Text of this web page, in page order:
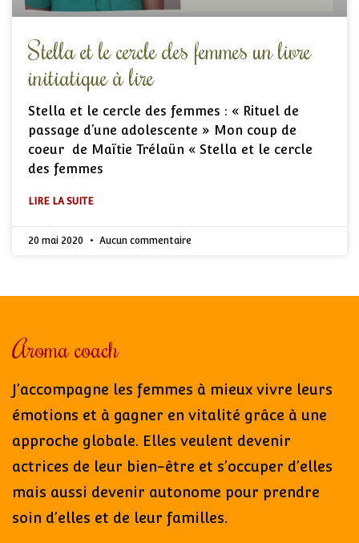
Stella et le cercle des femmes un livre
initiatique à lire
Stella et le cercle des femmes : « Rituel de
passage d’une adolescente » Mon coup de
coeur de Maïtie Trélaün « Stella et le cercle
des femmes
LIRE LA SUITE
20 mai 2020 Aucun commentaire
Aroma coach
J’accompagne les femmes à mieux vivre leurs
émotions et à gagner en vitalité grâce à une
approche globale. Elles veulent devenir
actrices de leur bien-être et s’occuper d’elles
mais aussi devenir autonome pour prendre
soin d’elles et de leur familles.